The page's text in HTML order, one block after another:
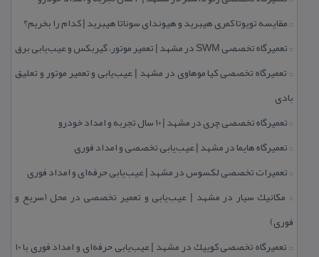
:: مقایسه تویوتا كمری هیبرید و هیوندای سوناتا هیبرید | كدام را بخریم؟
:: تعمیرگاه تخصصی SWM در مشهد | تعمیر موتور، گیربكس و عیب‌یابی برق
:: تعمیرگاه تخصصی كیا موهاوی در مشهد | عیب‌یابی و تعمیر موتور و تعلیق
بادی
:: تعمیرگاه تخصصی چری در مشهد | ۱۰ سال تجربه و امداد خودرو
:: تعمیرگاه هایما در مشهد | عیب‌یابی تخصصی و امداد فوری
:: تعمیرات تخصصی لكسوس در مشهد | عیب‌یابی حرفه‌ای و امداد فوری
:: مكانیك سیار در مشهد | عیب‌یابی و تعمیر تخصصی در محل (سریع و
فوری)
::
تعمیرگاه تخصصی كوییك در مشهد | عیب‌یابی حرفه‌ای و امداد فوری با ۱۰